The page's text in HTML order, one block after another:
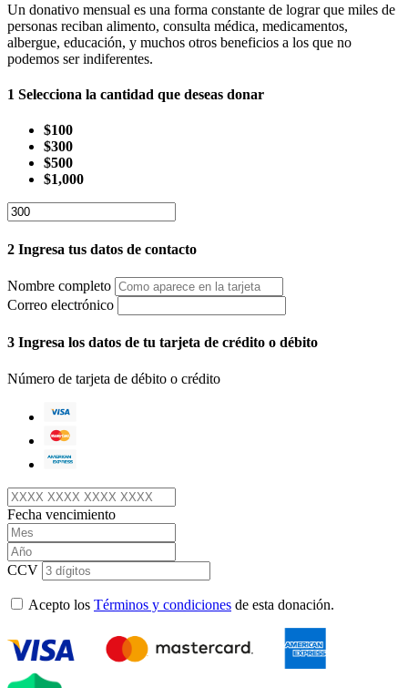
Un donativo mensual es una forma constante de lograr que miles de
personas reciban alimento, consulta médica, medicamentos,
albergue, educación, y muchos otros beneficios a los que no
podemos ser indiferentes.
1 Selecciona la cantidad que deseas donar
$100
$300
$500
$1,000
2 Ingresa tus datos de contacto
Nombre completo
Correo electrónico
3 Ingresa los datos de tu tarjeta de crédito o débito
Número de tarjeta de débito o crédito
Fecha vencimiento
CCV
Acepto los Términos y condiciones de esta donación.